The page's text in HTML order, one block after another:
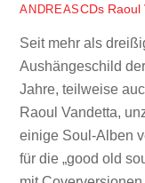
ANDREASCDs Raoul
Seit mehr als
Aushängeschild
Jahre, teilweise
Raoul Vandetta,
einige Soul-Alben
für die „good old